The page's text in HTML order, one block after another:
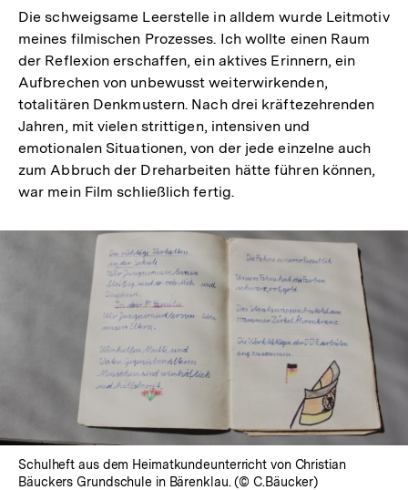
Die schweigsame Leerstelle in alldem wurde Leitmotiv
meines filmischen Prozesses. Ich wollte einen Raum
der Reflexion erschaffen, ein aktives Erinnern, ein
Aufbrechen von unbewusst weiterwirkenden,
totalitären Denkmustern. Nach drei kräftezehrenden
Jahren, mit vielen strittigen, intensiven und
emotionalen Situationen, von der jede einzelne auch
zum Abbruch der Dreharbeiten hätte führen können,
war mein Film schließlich fertig.
Schulheft aus dem Heimatkundeunterricht von Christian
Bäuckers Grundschule in Bärenklau. (© C.Bäucker)